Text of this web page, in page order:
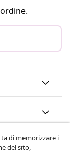
di memorizzare i
del sito,